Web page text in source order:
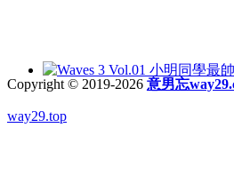
Copyright © 2019-2026 意男忘
way29.top